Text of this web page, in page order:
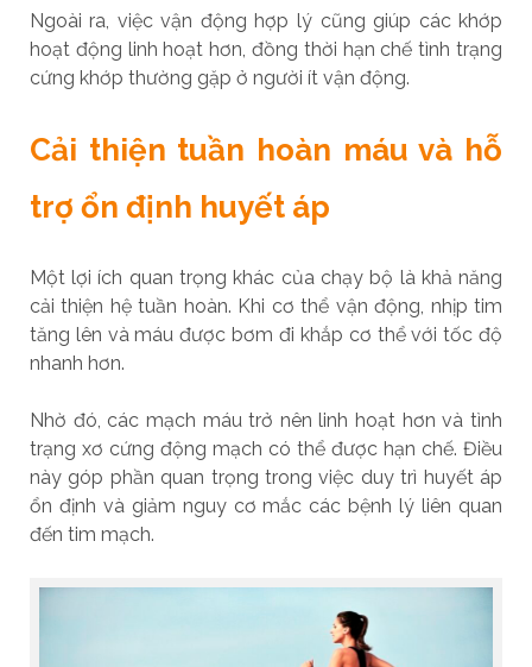
Ngoài ra, việc vận động hợp lý cũng giúp các khớp
hoạt động linh hoạt hơn, đồng thời hạn chế tình trạng
cứng khớp thường gặp ở người ít vận động.
Cải thiện tuần hoàn máu và hỗ
trợ ổn định huyết áp
Một lợi ích quan trọng khác của chạy bộ là khả năng
cải thiện hệ tuần hoàn. Khi cơ thể vận động, nhịp tim
tăng lên và máu được bơm đi khắp cơ thể với tốc độ
nhanh hơn.
Nhờ đó, các mạch máu trở nên linh hoạt hơn và tình
trạng xơ cứng động mạch có thể được hạn chế. Điều
này góp phần quan trọng trong việc duy trì huyết áp
ổn định và giảm nguy cơ mắc các bệnh lý liên quan
đến tim mạch.